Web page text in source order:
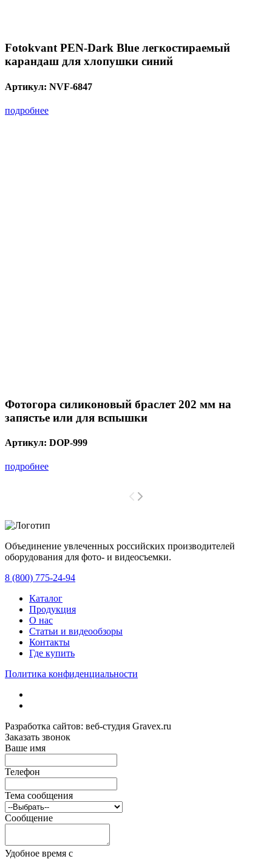
Fotokvant PEN-Dark Blue легкостираемый
карандаш для хлопушки синий
Артикул: NVF-6847
подробнее
Фотогора силиконовый браслет 202 мм на
запястье или для вспышки
Артикул: DOP-999
подробнее
Объединение увлеченных российских производителей
оборудования для фото- и видеосъемки.
8 (800) 775-24-94
Каталог
Продукция
О нас
Статьи и видеообзоры
Контакты
Где купить
Политика конфиденциальности
Разработка сайтов: веб-студия Gravex.ru
Заказать звонок
Ваше имя
Телефон
Тема сообщения
Сообщение
Удобное время c